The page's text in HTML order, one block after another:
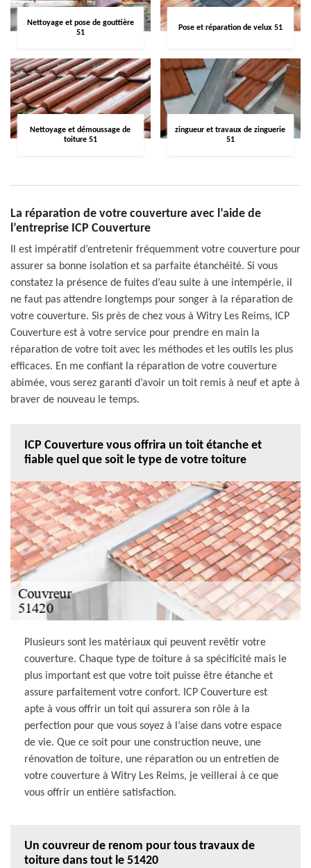
Nettoyage et pose de gouttière
51
Pose et réparation de velux 51
Nettoyage et démoussage de
toiture 51
zingueur et travaux de zinguerie
51
La réparation de votre couverture avec l’aide de
l’entreprise ICP Couverture
Il est impératif d’entretenir fréquemment votre couverture pour
assurer sa bonne isolation et sa parfaite étanchéité. Si vous
constatez la présence de fuites d’eau suite à une intempérie, il
ne faut pas attendre longtemps pour songer à la réparation de
votre couverture. Sis près de chez vous à Witry Les Reims, ICP
Couverture est à votre service pour prendre en main la
réparation de votre toit avec les méthodes et les outils les plus
efficaces. En me confiant la réparation de votre couverture
abimée, vous serez garanti d’avoir un toit remis à neuf et apte à
braver de nouveau le temps.
ICP Couverture vous offrira un toit étanche et
fiable quel que soit le type de votre toiture
Plusieurs sont les matériaux qui peuvent revêtir votre
couverture. Chaque type de toiture à sa spécificité mais le
plus important est que votre toit puisse être étanche et
assure parfaitement votre confort. ICP Couverture est
apte à vous offrir un toit qui assurera son rôle à la
perfection pour que vous soyez à l’aise dans votre espace
de vie. Que ce soit pour une construction neuve, une
rénovation de toiture, une réparation ou un entretien de
votre couverture à Witry Les Reims, je veillerai à ce que
vous offrir un entière satisfaction.
Un couvreur de renom pour tous travaux de
toiture dans tout le 51420